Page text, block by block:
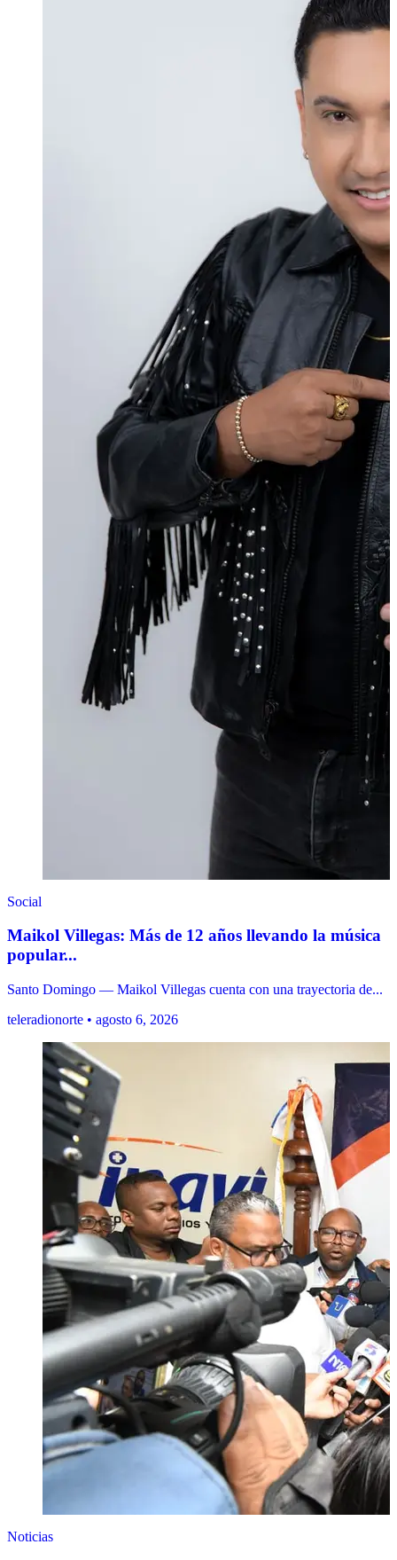
Social
Maikol Villegas: Más de 12 años llevando la música
popular...
Santo Domingo — Maikol Villegas cuenta con una trayectoria de...
teleradionorte • agosto 6, 2026
Noticias